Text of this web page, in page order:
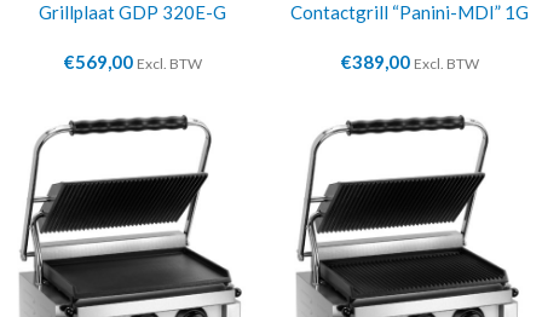
Grillplaat GDP 320E-G
€569,00 Excl. BTW
Contactgrill “Panini-MDI” 1G
€389,00 Excl. BTW